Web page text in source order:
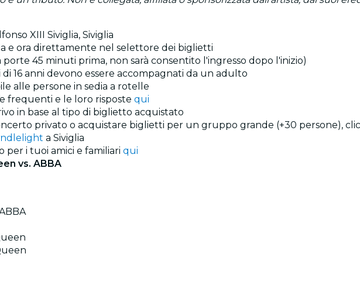
XIII Siviglia, Siviglia
e ora direttamente nel selettore dei biglietti
45 minuti prima, non sarà consentito l'ingresso dopo l'inizio)
di 16 anni devono essere accompagnati da un adulto
alle persone in sedia a rotelle
frequenti e le loro risposte qui
in base al tipo di biglietto acquistato
privato o acquistare biglietti per un gruppo grande (+30 persone),
a Siviglia
per i tuoi amici e familiari qui
vs. ABBA